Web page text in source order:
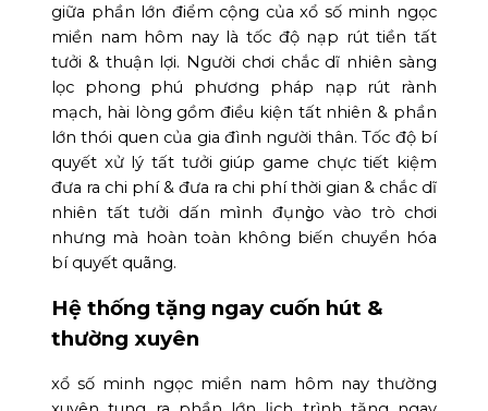
giữa phần lớn điểm cộng của xổ số minh ngọc
miền nam hôm nay là tốc độ nạp rút tiền tất
tưởi & thuận lợi. Người chơi chắc dĩ nhiên sàng
lọc phong phú phương pháp nạp rút rành
mạch, hài lòng gồm điều kiện tất nhiên & phần
lớn thói quen của gia đình người thân. Tốc độ bí
quyết xử lý tất tưởi giúp game chực tiết kiệm
đưa ra chi phí & đưa ra chi phí thời gian & chắc dĩ
nhiên tất tưởi dấn mình đụng̀o vào trò chơi
nhưng mà hoàn toàn không biến chuyển hóa
bí quyết quãng.
Hệ thống tặng ngay cuốn hút &
thường xuyên
xổ số minh ngọc miền nam hôm nay thường